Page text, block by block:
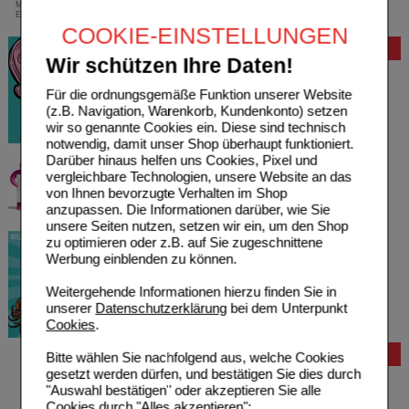
COOKIE-EINSTELLUNGEN
Wir schützen Ihre Daten!
Für die ordnungsgemäße Funktion unserer Website
(z.B. Navigation, Warenkorb, Kundenkonto) setzen
wir so genannte Cookies ein. Diese sind technisch
notwendig, damit unser Shop überhaupt funktioniert.
Darüber hinaus helfen uns Cookies, Pixel und
vergleichbare Technologien, unsere Website an das
von Ihnen bevorzugte Verhalten im Shop
anzupassen. Die Informationen darüber, wie Sie
unsere Seiten nutzen, setzen wir ein, um den Shop
zu optimieren oder z.B. auf Sie zugeschnittene
Werbung einblenden zu können.
Weitergehende Informationen hierzu finden Sie in
unserer Datenschutzerklärungbei dem Unterpunkt
Cookies.
Bitte wählen Sie nachfolgend aus, welche Cookies
gesetzt werden dürfen, und bestätigen Sie dies durch
"Auswahl bestätigen" oder akzeptieren Sie alle
Mindestbestellwert von 13,99 Euro oder bei
Einsendung eines Kassenrezeptes
Bestellung
Hilfe zur Anmeldung
Hilfe zum Bestellvorgang